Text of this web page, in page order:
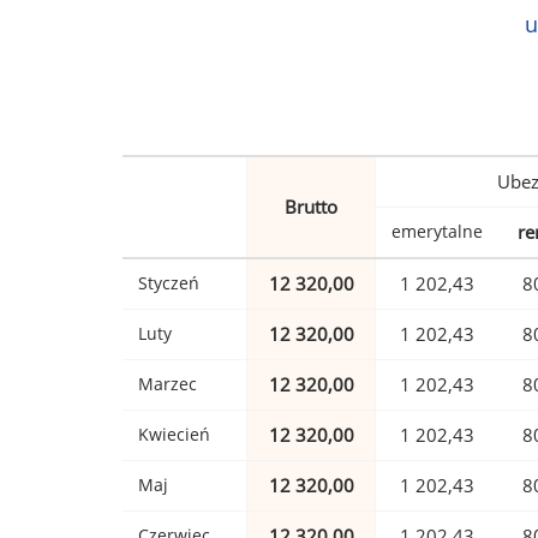
Brutto
emerytalne
Styczeń 12 320,00 1 202,43
Luty 12 320,00 1 202,43
Marzec 12 320,00 1 202,43
Kwiecień 12 320,00 1 202,43
Maj 12 320,00 1 202,43